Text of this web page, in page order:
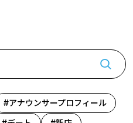
アナウンサープロフィール